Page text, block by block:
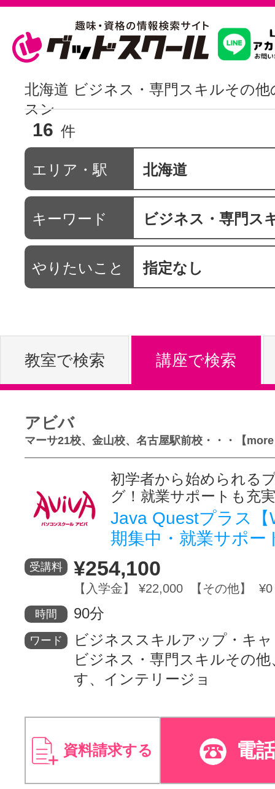
習いたいこ
駅・路線か
通信講座を
やりたいこ
グッドスク
掲載のお問
サイトマッ
北海道 ビジネス・専門スキルその他
スン
16 件
エリア・駅 北海道
キーワード ビジネス・専門ス
やりたいこと 指定なし
教室で検索 講座で検索
アビバ
マーサ21校、金山校、名古屋駅前校・・・【
初学者から始められる
グ！就業サポートも充実
Java Questプラス【
期集中・就業サポー
受講料 ¥254,100
【入学金】 ¥22,000 【その他】 ¥0
時間 90分
ワード
ビジネススキルアップ・キ
ビジネス・専門スキルその
す、インテリージョ
資料請求する 電